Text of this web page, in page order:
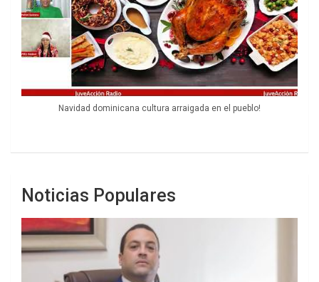
Navidad dominicana cultura arraigada en el pueblo!
Noticias Populares